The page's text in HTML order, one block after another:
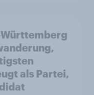
als Partei,